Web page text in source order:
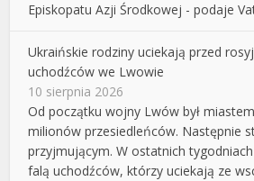
Episkopatu Azji Środkowej - podaje
Ukraińskie rodziny uciekają przed
uchodźców we Lwowie
10 sierpnia 2026
Od początku wojny Lwów był
milionów przesiedleńców. Następnie
przyjmującym. W ostatnich
falą uchodźców, którzy uciekają ze